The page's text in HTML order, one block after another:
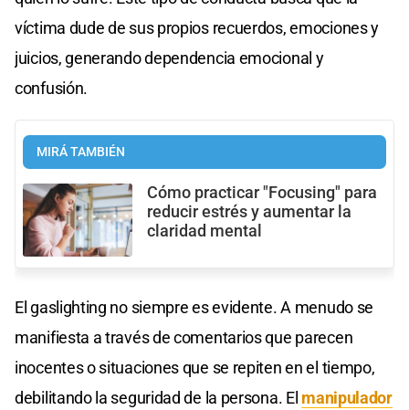
víctima dude de sus propios recuerdos, emociones y
juicios, generando dependencia emocional y
confusión.
MIRÁ TAMBIÉN
Cómo practicar "Focusing" para
reducir estrés y aumentar la
claridad mental
El gaslighting no siempre es evidente. A menudo se
manifiesta a través de comentarios que parecen
inocentes o situaciones que se repiten en el tiempo,
debilitando la seguridad de la persona. El manipulador